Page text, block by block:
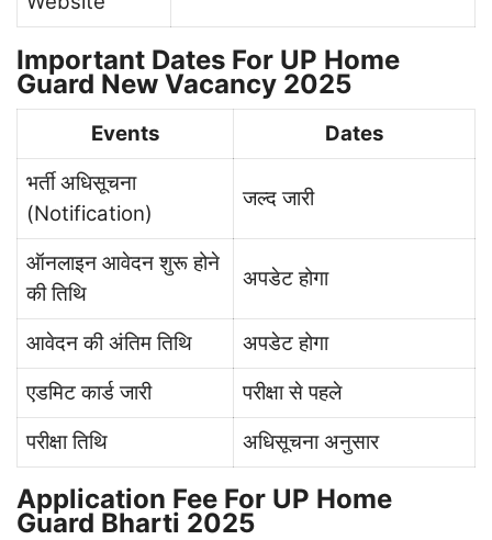
Important Dates For UP Home
Guard New Vacancy 2025
Events
Dates
भर्ती अधिसूचना
(Notification)
जल्द जारी
ऑनलाइन आवेदन शुरू होने
की तिथि
अपडेट होगा
आवेदन की अंतिम तिथि
अपडेट होगा
एडमिट कार्ड जारी
परीक्षा से पहले
परीक्षा तिथि
अधिसूचना अनुसार
Application Fee For UP Home
Guard Bharti 2025